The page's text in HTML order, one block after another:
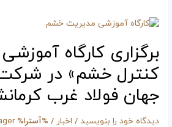
برگزاری کارگاه
کنترل خشم» در
جهان فولاد غرب
دیدگاه‌ خود را بنویسید / اخبار / %آسترا%
برگزاری
آموزشی
«مدیریت
و
کنترل
خشم»